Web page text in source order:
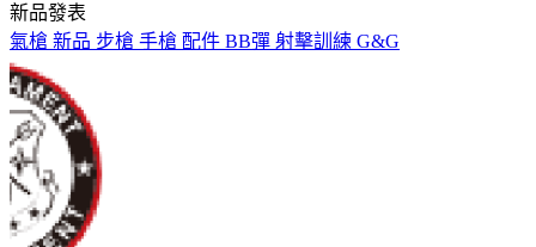
新品發表
氣槍 新品 步槍 手槍 配件 BB彈 射擊訓練 G&G